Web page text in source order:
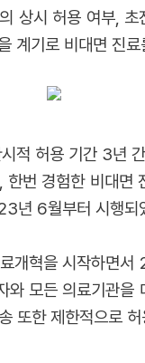
상시 허용 여부,
계기로 비대면 진
적 허용 기간 3년
한번 경험한 비대면
년 6월부터 시행되
개혁을 시작하면
와 모든 의료기관
또한 제한적으로